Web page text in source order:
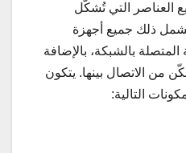
العناصر التي تُشكّل
ذلك جميع أجهزة
بالشبكة، بالإضافة
من الاتصال بينها. يتكون
التالية: